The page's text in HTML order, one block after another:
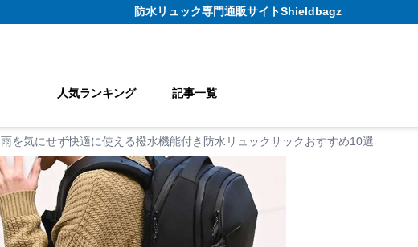
防水リュック専門通販サイトShieldbagz
人気ランキング 記事一覧
雨を気にせず快適に使える撥水機能付き防水リュックサックおすすめ10選